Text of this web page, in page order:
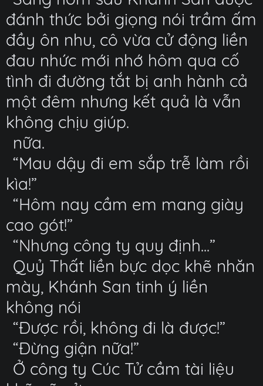
đánh thức bởi giọng nói trầm ấm
đầy ôn nhu, cô vừa cử động liền
đau nhức mới nhớ hôm qua cố
tình đi đường tắt bị anh hành cả
một đêm nhưng kết quả là vẫn
không chịu giúp.
nữa.
“Mau dậy đi em sắp trễ làm rồi
kìa!”
“Hôm nay cầm em mang giày
cao gót!”
“Nhưng công ty quy định...”
Quỷ Thất liền bực dọc khẽ nhăn
mày, Khánh San tinh ý liền
không nói
“Được rồi, không đi là được!”
“Đừng giận nữa!”
Ở công ty Cúc Tử cầm tài liệu